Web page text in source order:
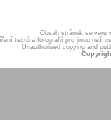
Obsah stránek serveru
textů a fotografií pro jinou než
Unauthorised copying and